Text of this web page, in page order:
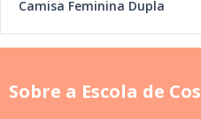
Camisa Feminina Dupla
Sobre a Escola de